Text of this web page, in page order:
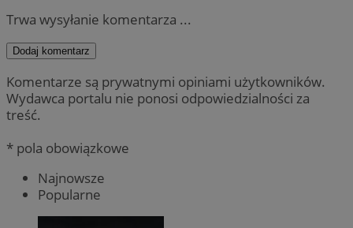
Trwa wysyłanie komentarza ...
Dodaj komentarz
Komentarze są prywatnymi opiniami użytkowników.
Wydawca portalu nie ponosi odpowiedzialności za
treść.
* pola obowiązkowe
Najnowsze
Popularne